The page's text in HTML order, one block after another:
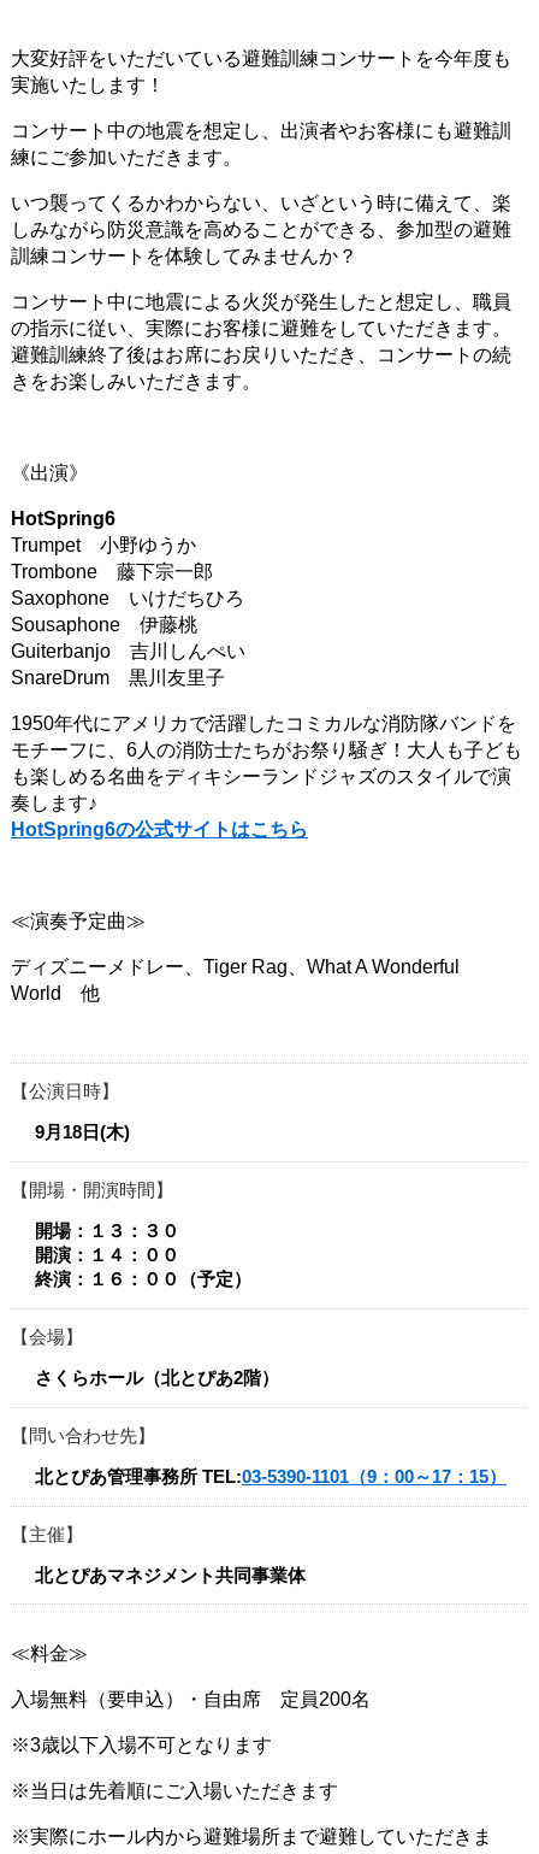
大変好評をいただいている避難訓練コンサートを今年度も
実施いたします！
コンサート中の地震を想定し、出演者やお客様にも避難訓
練にご参加いただきます。
いつ襲ってくるかわからない、いざという時に備えて、楽
しみながら防災意識を高めることができる、参加型の避難
訓練コンサートを体験してみませんか？
コンサート中に地震による火災が発生したと想定し、職員
の指示に従い、実際にお客様に避難をしていただきます。
避難訓練終了後はお席にお戻りいただき、コンサートの続
きをお楽しみいただきます。
《出演》
HotSpring6
Trumpet 小野ゆうか
Trombone 藤下宗一郎
Saxophone いけだちひろ
Sousaphone 伊藤桃
Guiterbanjo 吉川しんぺい
SnareDrum 黒川友里子
1950年代にアメリカで活躍したコミカルな消防隊バンドを
モチーフに、6人の消防士たちがお祭り騒ぎ！大人も子ども
も楽しめる名曲をディキシーランドジャズのスタイルで演
奏します♪
HotSpring6の公式サイトはこちら
≪演奏予定曲≫
ディズニーメドレー、Tiger Rag、What A Wonderful
World 他
公演日時
9月18日(木)
開場・開演時間
開場：１３：３０
開演：１４：００
終演：１６：００（予定）​
会場
さくらホール（北とぴあ2階）
問い合わせ先
北とぴあ管理事務所 TEL:03-5390-1101（9：00～17：15）
主催
北とぴあマネジメント共同事業体
≪料金≫
入場無料（要申込）・自由席 定員200名
※3歳以下入場不可となります
※当日は先着順にご入場いただきます
※実際にホール内から避難場所まで避難していただきま